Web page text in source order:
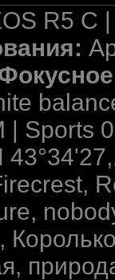
R5 C
| Sports